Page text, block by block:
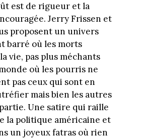
est de rigueur et la
Jerry Frissen et
proposent un univers
barré où les morts
vie, pas plus méchants
où les pourris ne
pas ceux qui sont en
mais bien les autres
Une satire qui raille
la politique américaine et
un joyeux fatras où rien